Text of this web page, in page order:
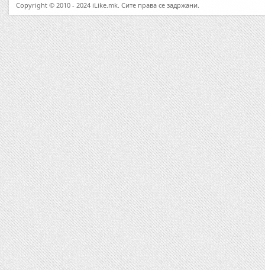
Copyright © 2010 - 2024 iLike.mk. Сите права се задржани.